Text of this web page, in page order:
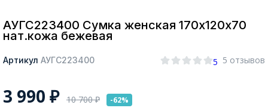
АУГС223400 Сумка женская 170х120х70
нат.кожа бежевая
Артикул АУГС223400 5 5 отзывов
3 990 ₽ 10 700₽ -62%